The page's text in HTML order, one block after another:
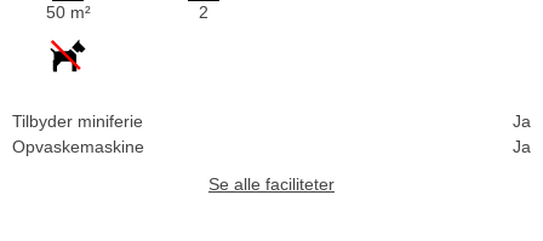
50 m² 2
Tilbyder miniferie
Ja
Opvaskemaskine
Ja
Se alle faciliteter